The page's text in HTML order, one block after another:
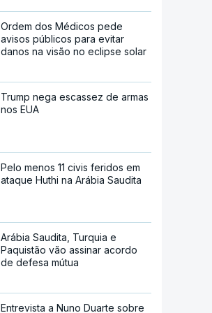
Ordem dos Médicos pede
avisos públicos para evitar
danos na visão no eclipse solar
Trump nega escassez de armas
nos EUA
Pelo menos 11 civis feridos em
ataque Huthi na Arábia Saudita
Arábia Saudita, Turquia e
Paquistão vão assinar acordo
de defesa mútua
Entrevista a Nuno Duarte sobre